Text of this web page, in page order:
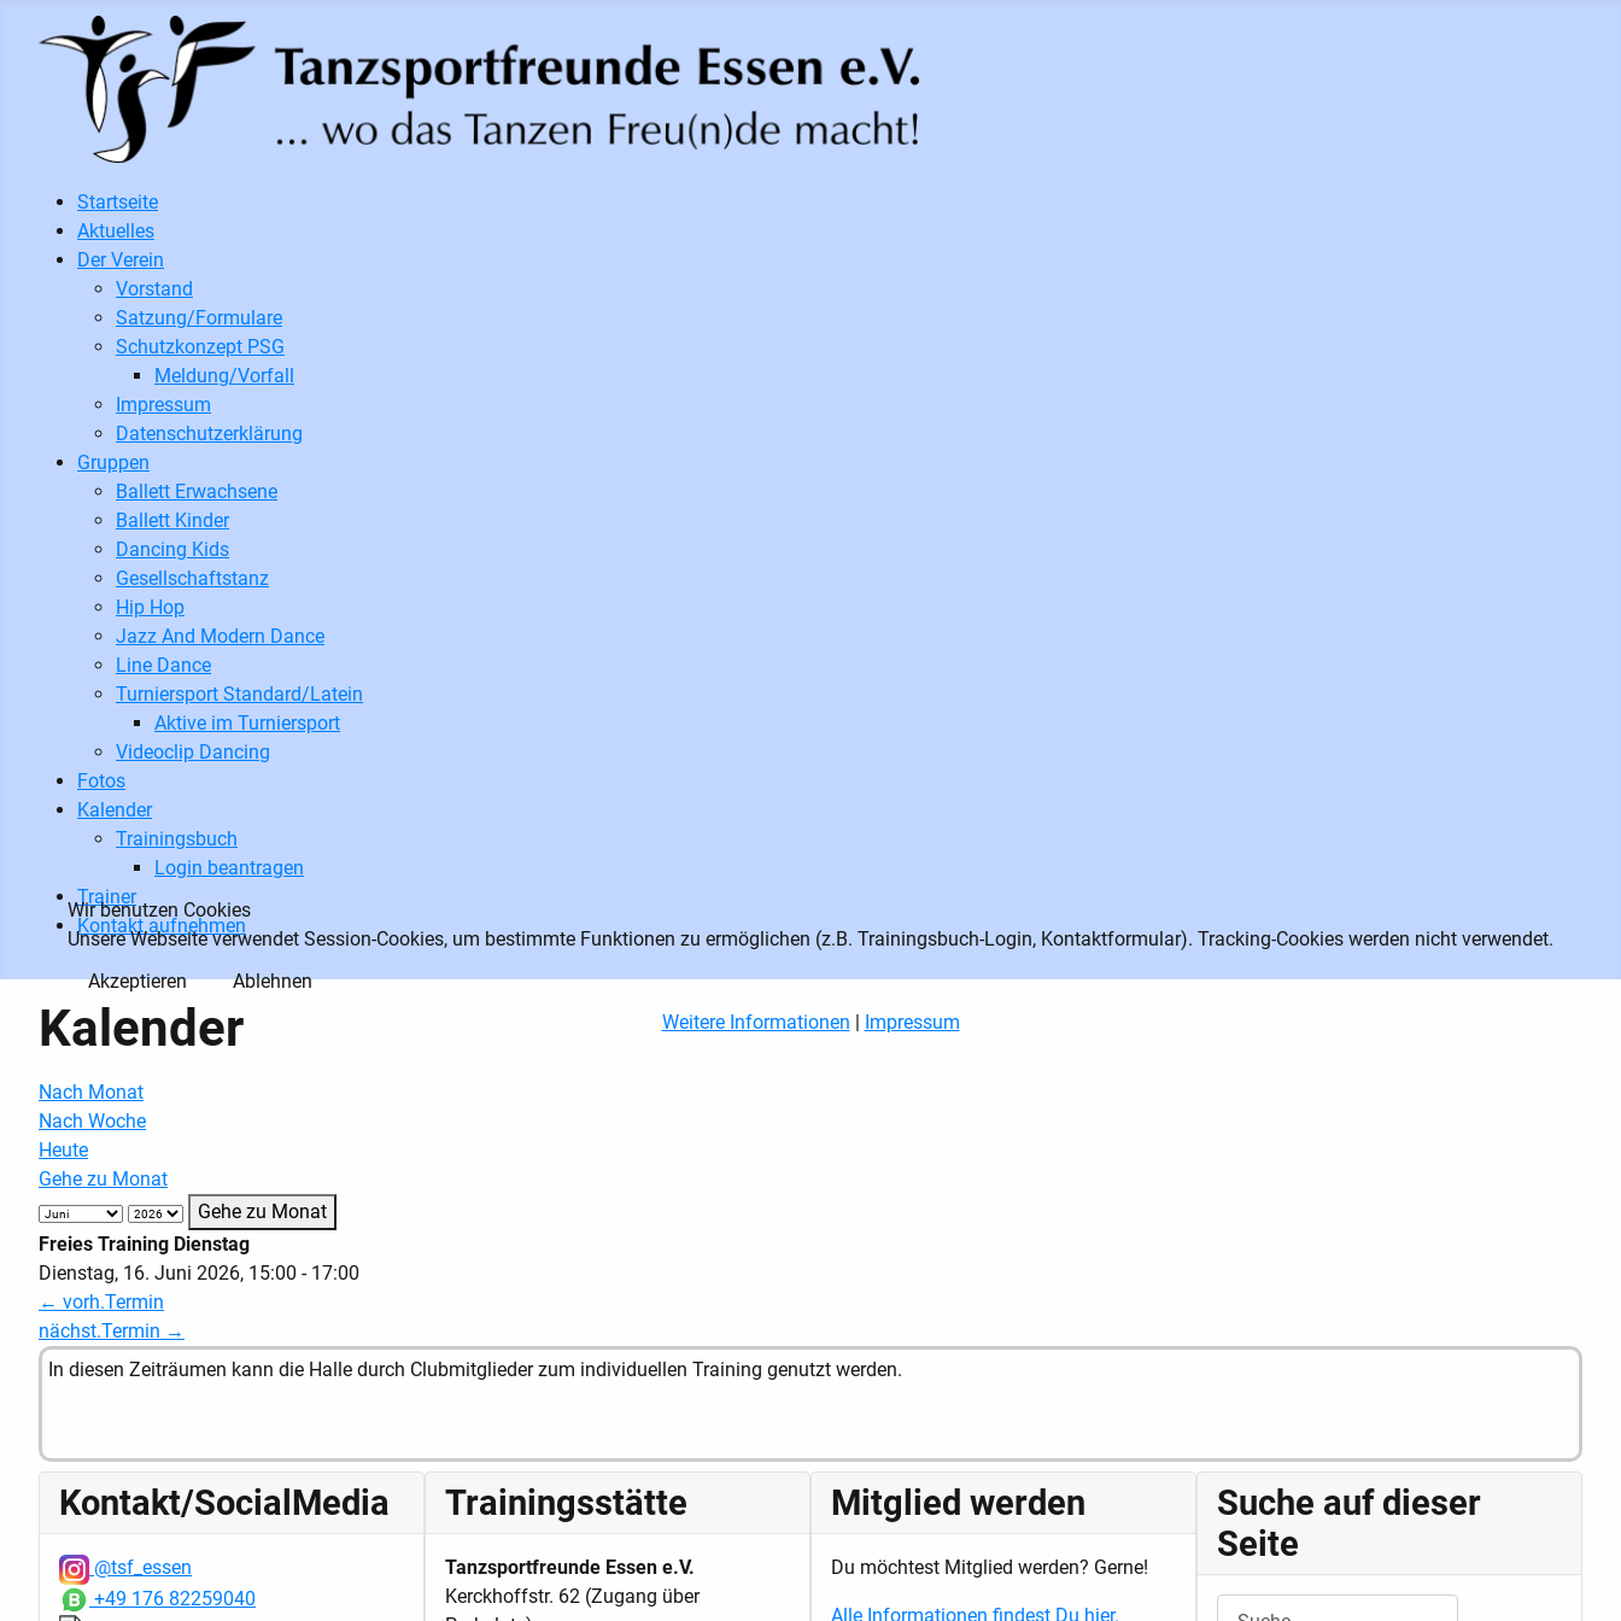
Startseite
Aktuelles
Der Verein
Vorstand
Satzung/Formulare
Schutzkonzept PSG
Meldung/Vorfall
Impressum
Datenschutzerklärung
Gruppen
Ballett Erwachsene
Ballett Kinder
Dancing Kids
Gesellschaftstanz
Hip Hop
Jazz And Modern Dance
Line Dance
Turniersport Standard/Latein
Aktive im Turniersport
Videoclip Dancing
Fotos
Kalender
Trainingsbuch
Login beantragen
Trainer
Kontakt aufnehmen
Kalender
Nach Monat
Nach Woche
Heute
Gehe zu Monat
Gehe zu Monat
Freies Training Dienstag
Dienstag, 16. Juni 2026, 15:00 - 17:00
← vorh.Termin
nächst.Termin →
In diesen Zeiträumen kann die Halle durch Clubmitglieder zum individuellen Training genutzt werden.
Kontakt/SocialMedia
@tsf_essen
+49 176 82259040
Trainingsstätte
Tanzsportfreunde Essen e.V.
Kerckhoffstr. 62 (Zugang über
Mitglied werden
Du möchtest Mitglied werden? Gerne!
Alle Informationen findest Du hier.
Suche auf dieser
Seite
Wir benutzen Cookies
Unsere Webseite verwendet Session-Cookies, um bestimmte Funktionen zu ermöglichen (z.B. Trainingsbuch-Login, Kontaktformular). Tracking-Cookies werden nicht verwendet.
Akzeptieren
Ablehnen
Weitere Informationen | Impressum